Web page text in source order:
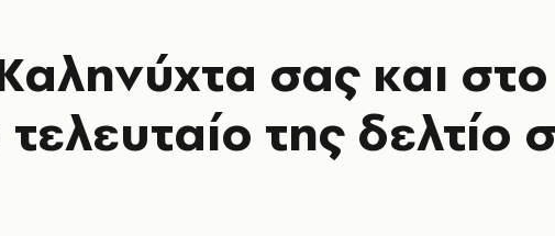
σας και στο
της δελτίο